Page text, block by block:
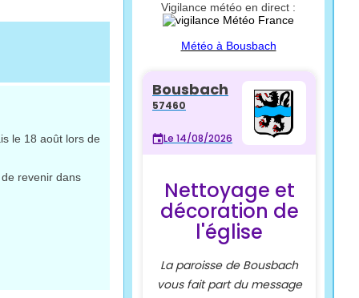
le 18 août lors de
revenir dans
Vigilance météo en direct :
Météo à Bousbach